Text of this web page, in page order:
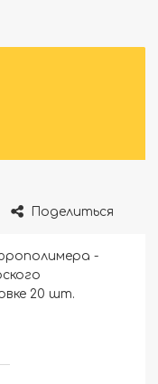
Поделиться
-
20 шт.